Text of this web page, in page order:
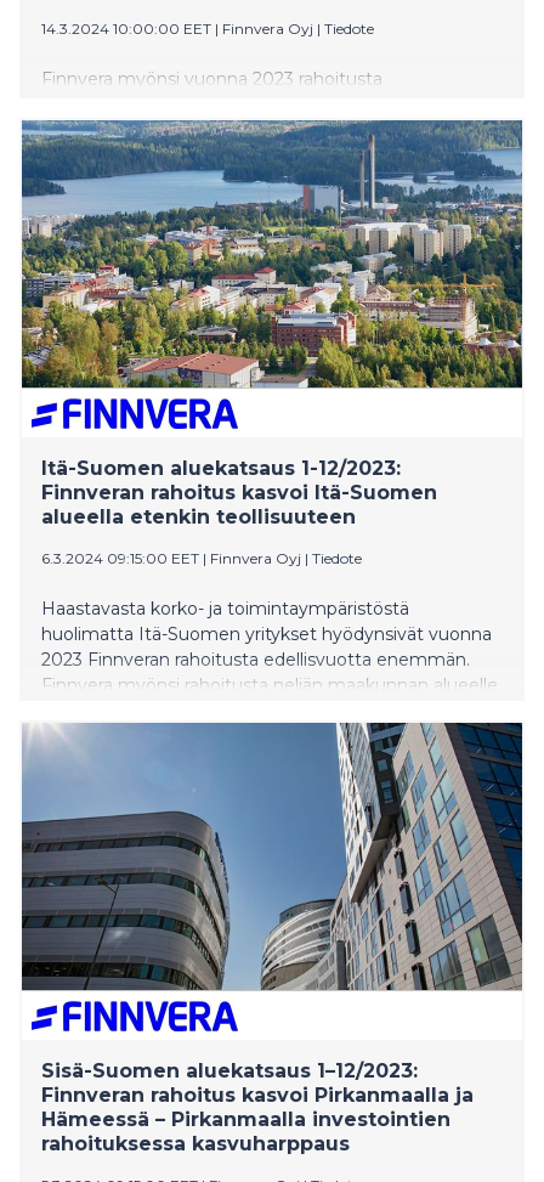
14.3.2024 10:00:00 EET | Finnvera Oyj | Tiedote
Finnvera myönsi vuonna 2023 rahoitusta
Pohjanmaalle yhteensä 90 miljoonaa euroa, kun
määrä edellisvuonna oli 102 miljoonaa euroa.
Myönnetyn rahoituksen määrä kasvoi Keski-
Pohjanmaalla. Pohjanmaalla ja Etelä-Pohjanmaalla
rahoitus kohdistui selvästi aiempaa enemmän
investointeihin. Alueella rahoitettujen yrityskauppojen
yhteenlaskettu määrä pysyi edellisvuoden tasolla.
Myönteistä on uusien, vihreän siirtymän
investointeihin tarkoitettujen lainojen myöntäminen.
Itä-Suomen aluekatsaus 1-12/2023:
Finnveran rahoitus kasvoi Itä-Suomen
alueella etenkin teollisuuteen
6.3.2024 09:15:00 EET | Finnvera Oyj | Tiedote
Haastavasta korko- ja toimintaympäristöstä
huolimatta Itä-Suomen yritykset hyödynsivät vuonna
2023 Finnveran rahoitusta edellisvuotta enemmän.
Finnvera myönsi rahoitusta neljän maakunnan alueelle,
Keski-Suomeen, yhteensä 156 miljoonaa euroa, ja
rahoitus kasvoi 12 prosenttia edellisvuodesta. Keski-
Suomessa, Pohjois-Karjalassa ja Pohjois-Savossa
Finnveran myöntämä rahoitus kääntyi kahden
laskuvuoden jälkeen kasvuun. Sen sijaan Etelä-Savossa
rahoitus jatkoi laskuaan kolmatta vuotta peräkkäin. Itä-
Suomen alueella rahoitus painottui teollisuuteen. Itä-
Suomi kärsii tällä hetkellä Venäjän käynnistämän
sodan seurauksista. Talouskasvun kääntämiseksi
tuottavuutta parantavat investoinnit ja yrityskaupat
olisi saatava kasvuun.
Sisä-Suomen aluekatsaus 1–12/2023:
Finnveran rahoitus kasvoi Pirkanmaalla ja
Hämeessä – Pirkanmaalla investointien
rahoituksessa kasvuharppaus